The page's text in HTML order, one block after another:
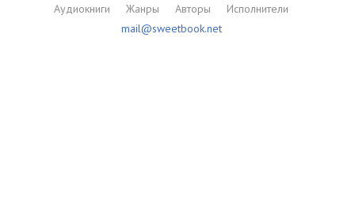
Аудиокниги Жанры Авторы
Исполнители
mail@sweetbook.net